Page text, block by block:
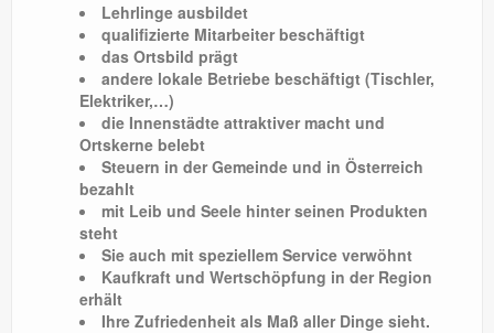
Lehrlinge ausbildet
qualifizierte Mitarbeiter beschäftigt
das Ortsbild prägt
andere lokale Betriebe beschäftigt (Tischler,
Elektriker,…)
die Innenstädte attraktiver macht und
Ortskerne belebt
Steuern in der Gemeinde und in Österreich
bezahlt
mit Leib und Seele hinter seinen Produkten
steht
Sie auch mit speziellem Service verwöhnt
Kaufkraft und Wertschöpfung in der Region
erhält
Ihre Zufriedenheit als Maß aller Dinge sieht.